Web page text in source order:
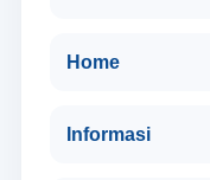
Home
Informasi